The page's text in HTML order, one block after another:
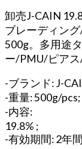
軟
膏
マ
イ
ク
ロ
ブ
レ
ー
卸売J-CAIN
ブレーディン
500g。多用途
ー/PMU/ピアス
-ブランド: J-
-重量: 500g/pcs;
-内容:
19.8% ;
-有効期間: 2年間